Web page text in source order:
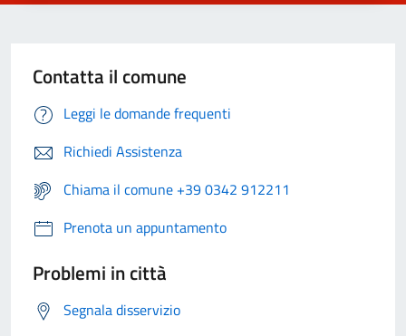
Contatta il comune
Leggi le domande frequenti
Richiedi Assistenza
Chiama il comune +39 0342 912211
Prenota un appuntamento
Problemi in città
Segnala disservizio